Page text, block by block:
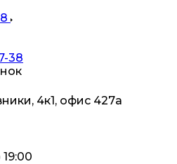
38
4к1, офис 427а